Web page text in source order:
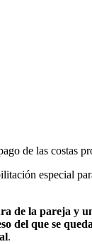
de las costas
especial
de la pareja y
del que se
.